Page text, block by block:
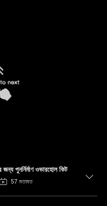
পুনর্নির্মাণ ওভারহোল কিট
57 মতামত